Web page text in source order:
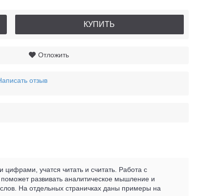
КУПИТЬ
Отложить
отзыв
учатся читать и считать. Работа с
развивать аналитическое мышление и
На отдельных страничках даны примеры на